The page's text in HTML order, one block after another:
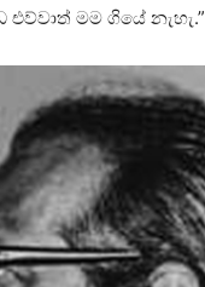
මම ගියේ නැහැ.”